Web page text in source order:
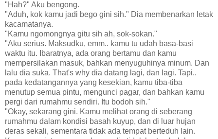
"Hah?" Aku bengong.
"Aduh, kok kamu jadi bego gini sih." Dia membenarkan letak
kacamatanya.
"Kamu ngomongnya gitu sih ah, sok-sokan."
"Aku serius. Maksudku, emm.. kamu tu udah basa-basi
waktu itu. Ibaratnya, ada orang bertamu dan kamu
mempersilakan masuk, bahkan menyuguhinya minum. Dan
lalu dia suka. That's why dia datang lagi, dan lagi. Tapi..
pada kedatangannya yang kesekian, kamu tiba-tiba
menutup semua pintu, mengunci pagar, dan bahkan kamu
pergi dari rumahmu sendiri. Itu bodoh sih."
"Okay, sekarang gini. Kamu melihat orang di seberang
rumahmu dalam kondisi basah kuyup, dan di luar hujan
deras sekali, sementara tidak ada tempat berteduh lain.